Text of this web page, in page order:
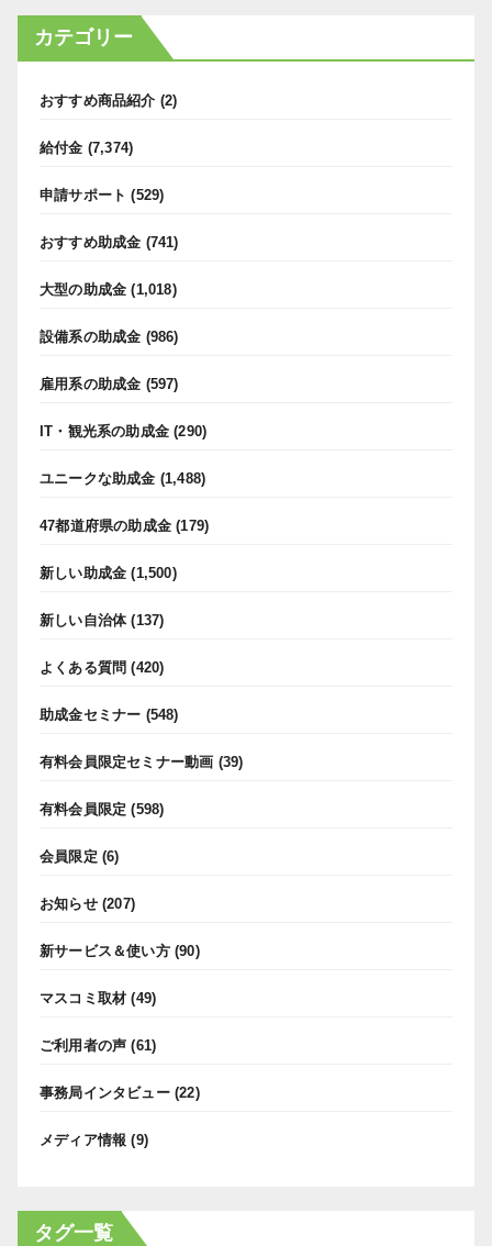
カテゴリー
おすすめ商品紹介 (2)
給付金 (7,374)
申請サポート (529)
おすすめ助成金 (741)
大型の助成金 (1,018)
設備系の助成金 (986)
雇用系の助成金 (597)
IT・観光系の助成金 (290)
ユニークな助成金 (1,488)
47都道府県の助成金 (179)
新しい助成金 (1,500)
新しい自治体(137)
よくある質問 (420)
助成金セミナー (548)
有料会員限定セミナー動画 (39)
有料会員限定 (598)
会員限定 (6)
お知らせ(207)
新サービス＆使い方(90)
マスコミ取材 (49)
ご利用者の声 (61)
事務局インタビュー(22)
メディア情報 (9)
タグ一覧